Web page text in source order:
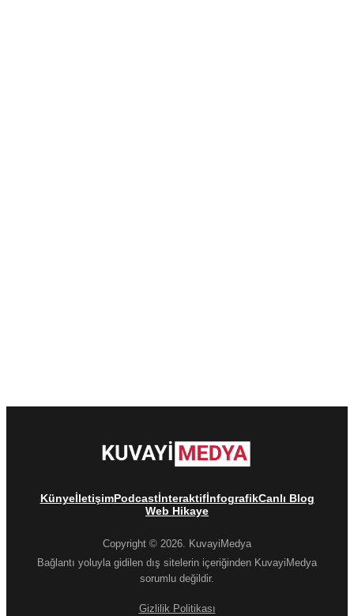
KünyeİletişimPodcastİnteraktifİnfografikCanlı Blog
Web Hikaye
Copyright © 2026. KuvayiMedya
Bağlantı yoluyla gidilen dış sitelerin içeriğinden KuvayiMedya
sorumlu değildir.
Gizlilik Politikası